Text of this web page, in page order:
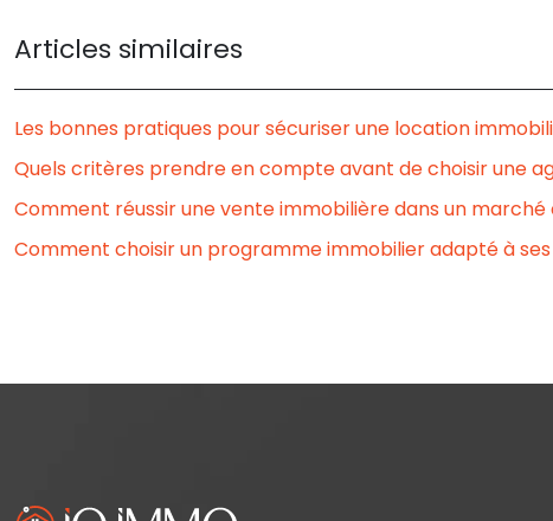
Articles similaires
Les bonnes pratiques pour sécuriser une location
Quels critères prendre en compte avant de choisir une
Comment réussir une vente immobilière dans un
Comment choisir un programme immobilier adapté à